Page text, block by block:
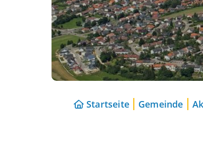
Startseite Gemeinde